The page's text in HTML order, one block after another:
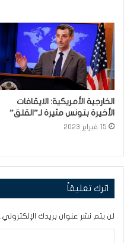
الخارجية الأمريكية: الايقافات
الأخيرة بتونس مثيرة لـ”القلق”
15 فبراير 2023
اترك تعليقاً
لن يتم نشر عنوان بريدك الإلكتروني.